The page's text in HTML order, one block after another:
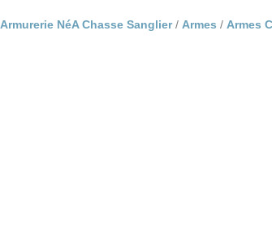
Armurerie NéA Chasse Sanglier Armes Armes